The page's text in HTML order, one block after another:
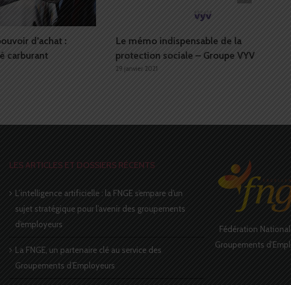
d’achat :
carburant
Le mémo indispensable de la
protection sociale – Groupe VYV
29 janvier 2021
LES ARTICLES ET DOSSIERS RÉCENTS
L’intelligence artificielle : la FNGE s’empare d’un
sujet stratégique pour l’avenir des groupements
d’employeurs
La FNGE, un partenaire clé au service des
Groupements d’Employeurs
Fédération
Groupements